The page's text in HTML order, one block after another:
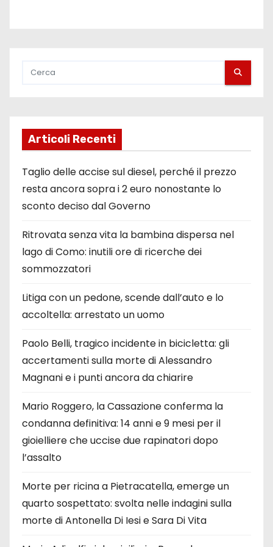
Articoli Recenti
Taglio delle accise sul diesel, perché il prezzo
resta ancora sopra i 2 euro nonostante lo
sconto deciso dal Governo
Ritrovata senza vita la bambina dispersa nel
lago di Como: inutili ore di ricerche dei
sommozzatori
Litiga con un pedone, scende dall’auto e lo
accoltella: arrestato un uomo
Paolo Belli, tragico incidente in bicicletta: gli
accertamenti sulla morte di Alessandro
Magnani e i punti ancora da chiarire
Mario Roggero, la Cassazione conferma la
condanna definitiva: 14 anni e 9 mesi per il
gioielliere che uccise due rapinatori dopo
l’assalto
Morte per ricina a Pietracatella, emerge un
quarto sospettato: svolta nelle indagini sulla
morte di Antonella Di Iesi e Sara Di Vita